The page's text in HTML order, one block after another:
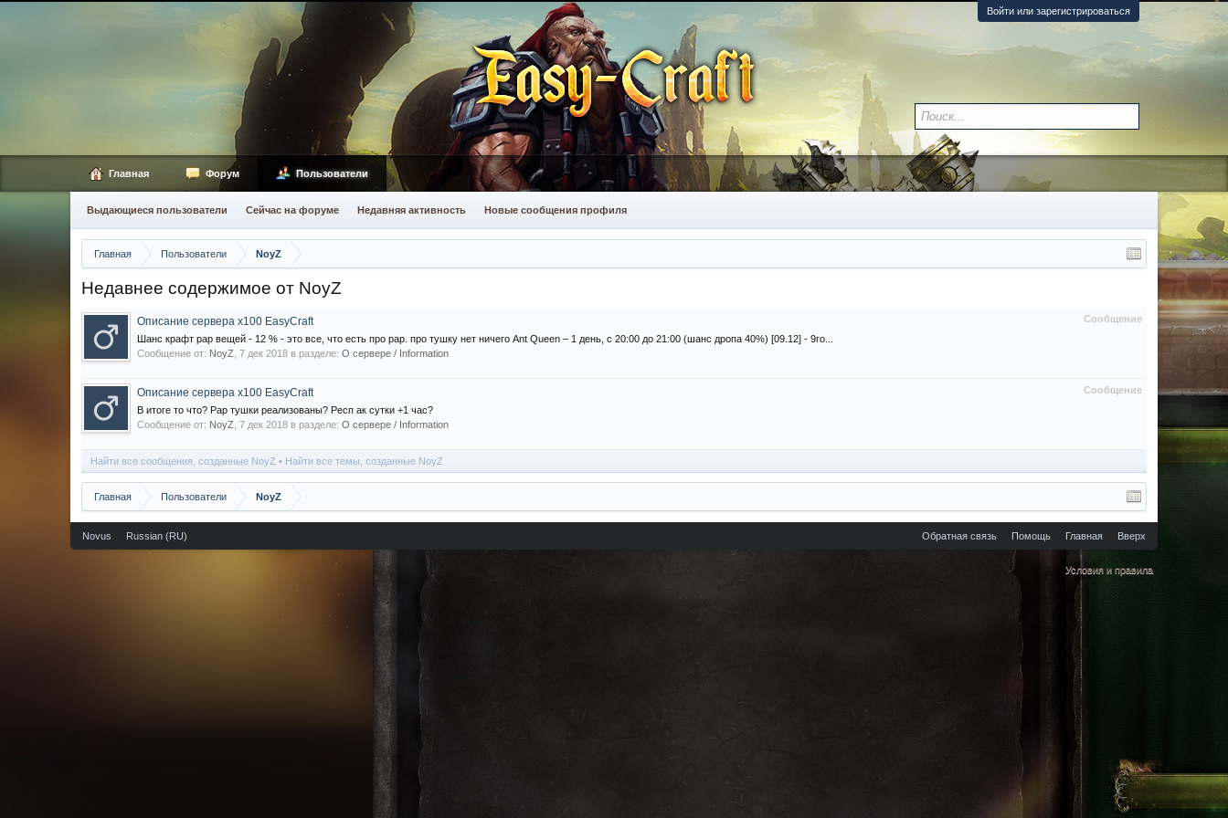
Войти или зарегистрироваться
Главная Пользователи NoyZ
Недавнее содержимое от NoyZ
Сообщение
Описание сервера х100 EasyCraft
Шанс крафт рар вещей - 12 % - это все, что есть про рар. про тушку нет ничего Ant Queen – 1 день, с 20:00 до 21:00 (шанс дропа 40%) [09.12] - 9го...
Сообщение от: NoyZ 7 дек 2018 в разделе: О сервере / Information
Сообщение
Описание сервера х100 EasyCraft
В итоге то что? Рар тушки реализованы? Респ ак сутки +1 час?
Сообщение от: NoyZ 7 дек 2018 в разделе: О сервере / Information
Найти все сообщения, созданные NoyZ Найти все темы, созданные NoyZ
Главная Пользователи NoyZ
Главная Форум Пользователи
Выдающиеся пользователи Сейчас на форуме Недавняя активность Новые сообщения профиля
Novus Russian (RU) Обратная связь Помощь Главная Вверх
Условия и правила